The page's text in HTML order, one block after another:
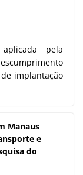
pela
implantação
Manaus
e
do